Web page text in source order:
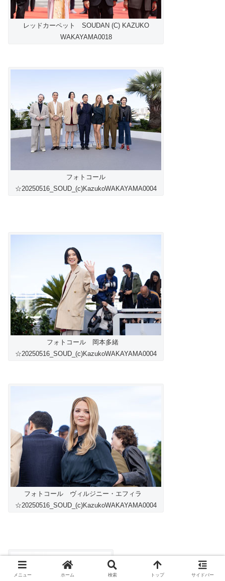
レッドカーペット SOUDAN (C) KAZUKO
WAKAYAMA0018
フォトコール
☆20250516_SOUD_(c)KazukoWAKAYAMA0004
フォトコール 岡本多緒
☆20250516_SOUD_(c)KazukoWAKAYAMA0004
フォトコール ヴィルジニー・エフィラ
☆20250516_SOUD_(c)KazukoWAKAYAMA0004
メニュー ホーム 検索 トップ サイドバー